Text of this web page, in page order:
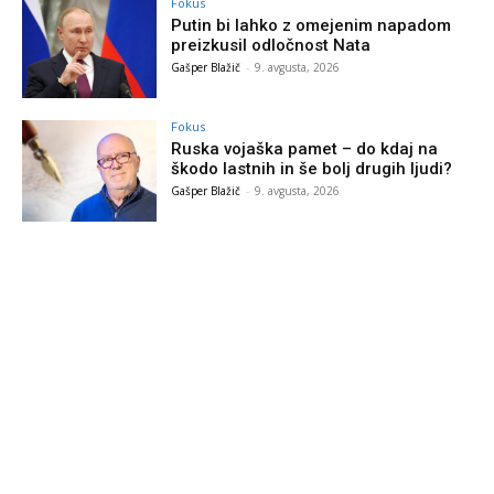
Putin bi lahko z omejenim napadom
preizkusil odločnost Nata
Gašper Blažič - 9. avgusta, 2026
Fokus
Ruska vojaška pamet – do kdaj na
škodo lastnih in še bolj drugih ljudi?
Gašper Blažič - 9. avgusta, 2026